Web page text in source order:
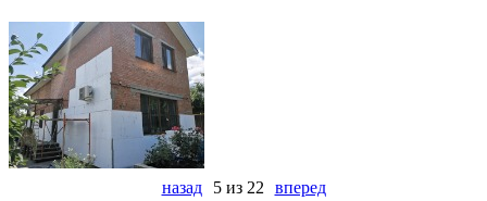
назад 5 из 22
вперед